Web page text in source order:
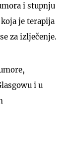
i stupnju
je terapija
za izlječenje.
i u